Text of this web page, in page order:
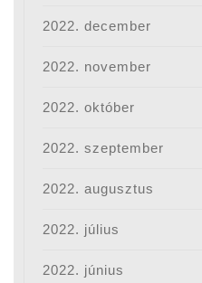
2022. december
2022. november
2022. október
2022. szeptember
2022. augusztus
2022. július
2022. június